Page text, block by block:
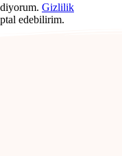
Gizlilik
edebilirim.